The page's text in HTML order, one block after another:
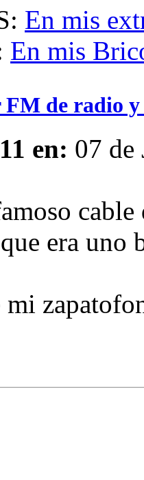
En mis
En mis
de radio y
en: 07 de
era uno
mi